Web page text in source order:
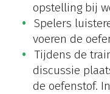
opstelling bij
Spelers
voeren de
Tijdens de
discussie
de oefenstof.